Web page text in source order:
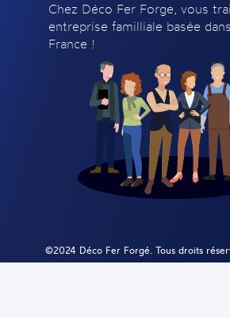
Chez Déco Fer Forge, vous
entreprise familliale basée
France !
©2024 Déco Fer Forgé. Tous droits